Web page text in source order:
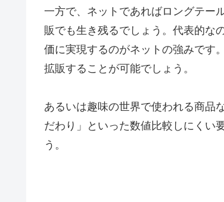
一方で、ネットであればロングテー
販でも生き残るでしょう。代表的な
価に実現するのがネットの強みです
拡販することが可能でしょう。
あるいは趣味の世界で使われる商品
だわり」といった数値比較しにくい
う。